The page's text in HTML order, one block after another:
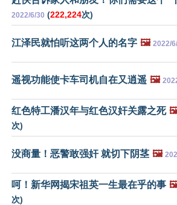
2022/6/30 (222,224次)
江泽民就怕听这两个人的名字 🖼️ 2022/
遥视功能使卡车司机自在又逍遥 🖼️
红色特工潘汉年与红色汉奸关露之死
次)
没商量！恶警敢强奸 就切下阴茎 🖼️
呵！新华网揭宋祖英一生最在乎的事
次)